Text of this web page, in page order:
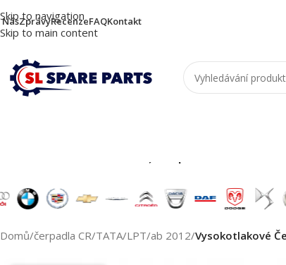
Skip to navigation
Skip to main content
NásZprávyRecenzeFAQKontakt
Domů/čerpadla CR/TATA/LPT/ab 2012/Vysokotlakové